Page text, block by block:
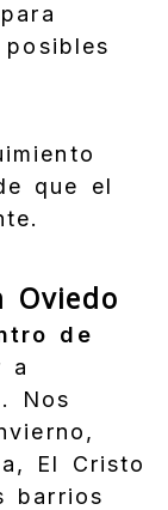
que el
de
a
Nos
El Cristo
barrios